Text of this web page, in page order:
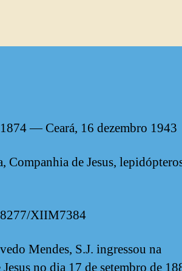
— Ceará, 16 dezembro 1943
Companhia de Jesus,
XIIM7384
Mendes, S.J. ingressou na
no dia 17 de setembro de